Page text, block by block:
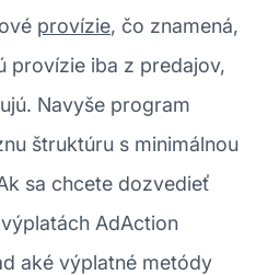
provízie, čo znamená,
provízie iba z predajov,
Navyše program
štruktúru s minimálnou
sa chcete dozvedieť
AdAction
aké výplatné metódy